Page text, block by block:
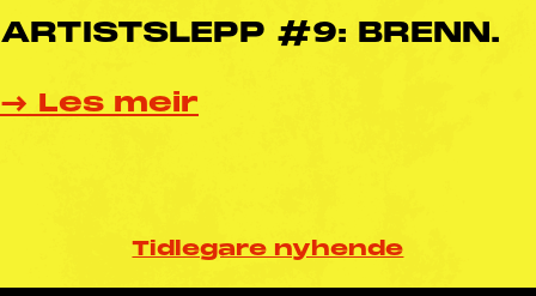
ARTISTSLEPP #9: BRENN.
→ Les meir
Tidlegare nyhende